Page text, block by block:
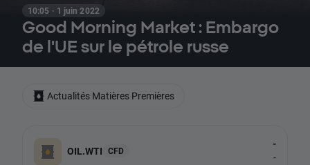
10:05 · 1 juin 2022
Good Morning Market : Embargo
de l'UE sur le pétrole russe
OIL.WTI CFD
-
-
Actualités Matières Premières